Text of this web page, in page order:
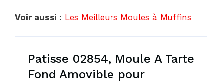
Voir aussi : Les Meilleurs Moules à Muffins
Patisse 02854, Moule A Tarte
Fond Amovible pour